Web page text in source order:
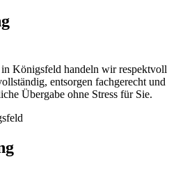
Königsfeld handeln wir respektvoll
entsorgen fachgerecht und
Übergabe ohne Stress für Sie.